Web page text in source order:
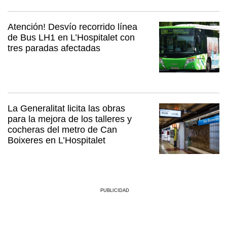
Atención! Desvío recorrido línea
de Bus LH1 en L’Hospitalet con
tres paradas afectadas
La Generalitat licita las obras
para la mejora de los talleres y
cocheras del metro de Can
Boixeres en L’Hospitalet
PUBLICIDAD